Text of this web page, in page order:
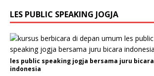
LES PUBLIC SPEAKING JOGJA
les public speaking jogja bersama juru bicara
indonesia